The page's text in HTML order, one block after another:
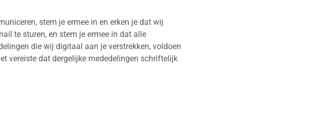
stem je ermee in en erken je dat wij
te sturen, en stem je ermee in dat alle
die wij digitaal aan je verstrekken, voldoen
vereiste dat dergelijke mededelingen schriftelijk